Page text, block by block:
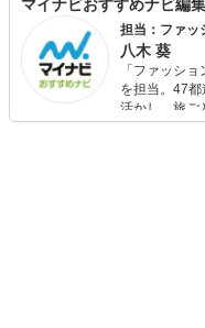
マイナビおすすめナビ編
担当：ファッ
八木 葵
「ファッシ
を担当。47
活かし、旅ご
が得意。また